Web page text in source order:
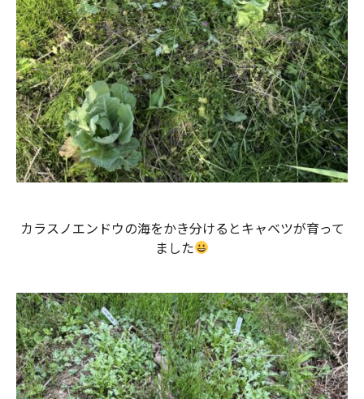
カラスノエンドウの海をかき分けるとキャベツが育って
ました